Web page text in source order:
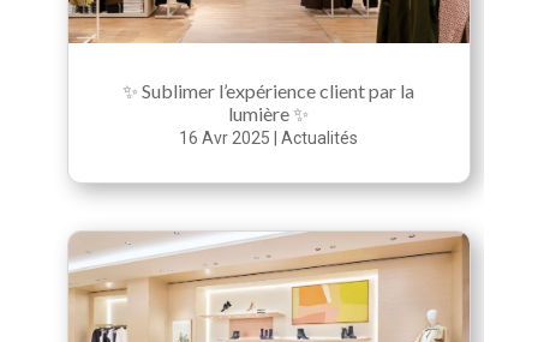
✨ Sublimer l’expérience client par la
lumière ✨
16 Avr 2025 |Actualités